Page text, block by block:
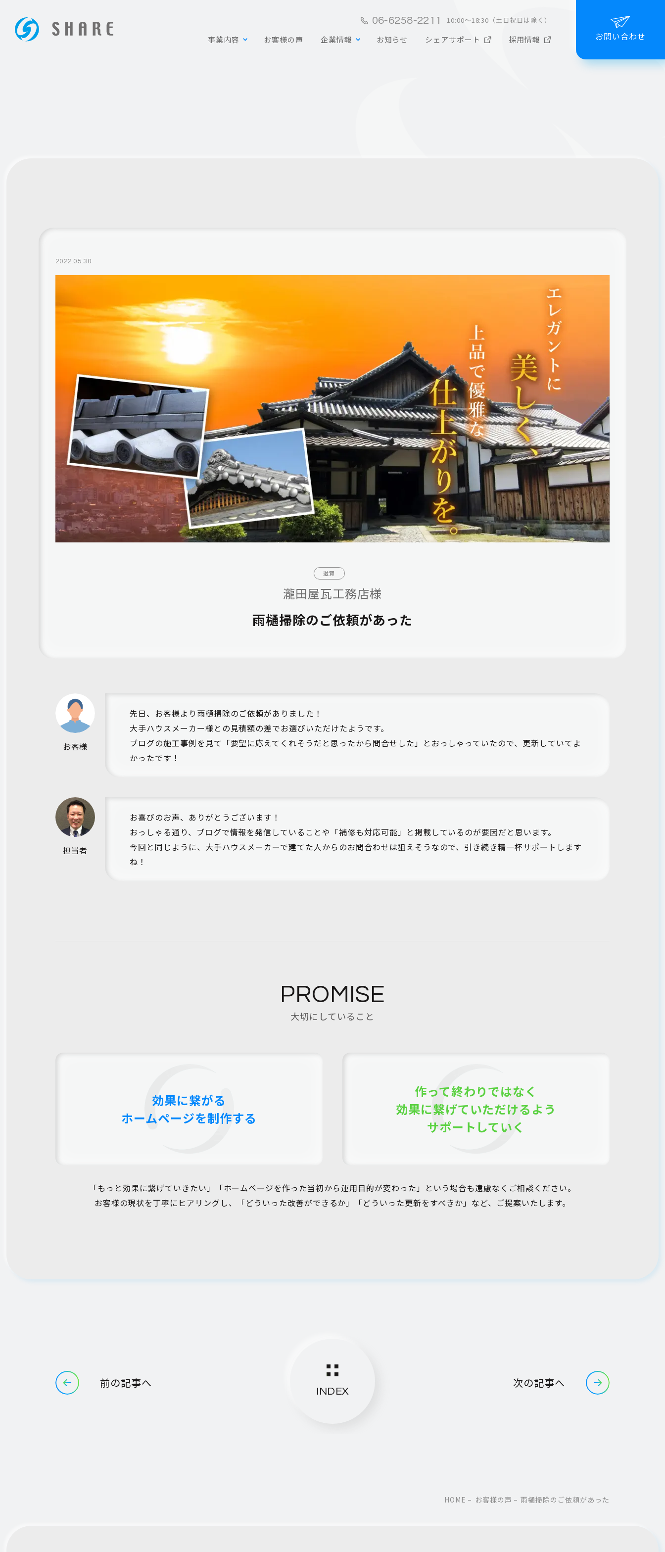
06-6258-2211 10:00～18:30（土日祝日は除く）
事業内容 お客様の声 企業情報 お知らせ シェアサポート 採用情報 お問い合わせ
2022.05.30
滋賀
瀧田屋瓦工務店様
雨樋掃除のご依頼があった
お客様
先日、お客様より雨樋掃除のご依頼がありました！
大手ハウスメーカー様との見積額の差でお選びいただけたようです。
ブログの施工事例を見て「要望に応えてくれそうだと思ったから問合せした」とおっしゃっていたので、更新していてよ
かったです！
担当者
お喜びのお声、ありがとうございます！
おっしゃる通り、ブログで情報を発信していることや「補修も対応可能」と掲載しているのが要因だと思います。
今回と同じように、大手ハウスメーカーで建てた人からのお問合わせは狙えそうなので、引き続き精一杯サポートします
ね！
PROMISE
大切にしていること
効果に繋がる
ホームページを制作する
作って終わりではなく
効果に繋げていただけるよう
サポートしていく
「もっと効果に繋げていきたい」「ホームページを作った当初から運用目的が変わった」という場合も遠慮なくご相談ください。
お客様の現状を丁寧にヒアリングし、「どういった改善ができるか」「どういった更新をすべきか」など、ご提案いたします。
前の記事へ
INDEX
次の記事へ
HOME お客様の声 雨樋掃除のご依頼があった